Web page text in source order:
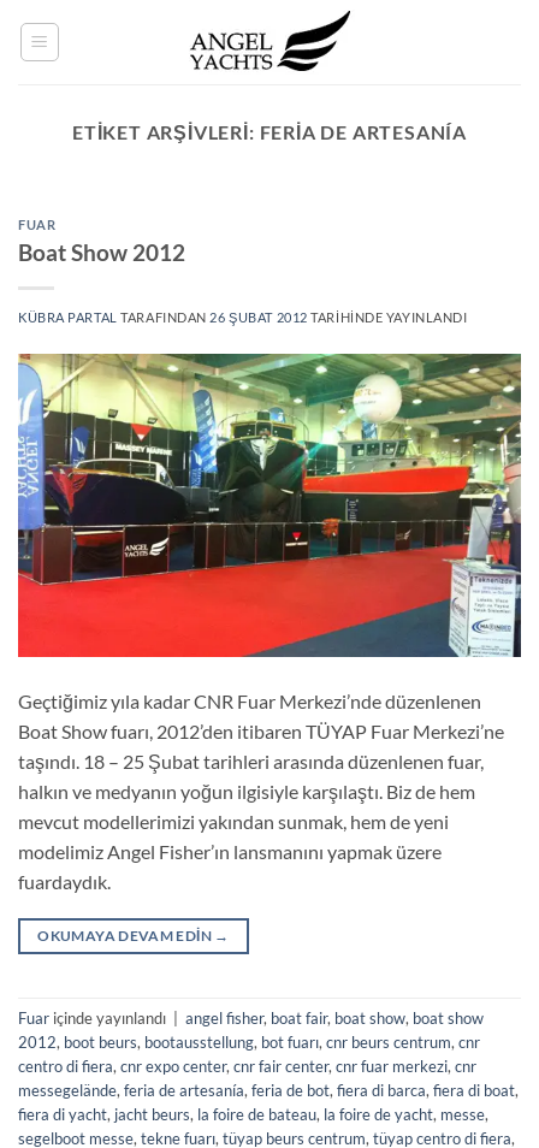
ETIKET ARŞIVLERI: FERIA DE ARTESANÍA
FUAR
Boat Show 2012
KÜBRA PARTAL TARAFINDAN 26 ŞUBAT 2012 TARIHINDE YAYINLANDI
Geçtiğimiz yıla kadar CNR Fuar Merkezi’nde düzenlenen
Boat Show fuarı, 2012’den itibaren TÜYAP Fuar Merkezi’ne
taşındı. 18 – 25 Şubat tarihleri arasında düzenlenen fuar,
halkın ve medyanın yoğun ilgisiyle karşılaştı. Biz de hem
mevcut modellerimizi yakından sunmak, hem de yeni
modelimiz Angel Fisher’ın lansmanını yapmak üzere
fuardaydık.
OKUMAYA DEVAM EDIN →
Fuar içinde yayınlandı angel fisher, boat fair, boat show, boat show
2012, boot beurs, bootausstellung, bot fuarı,cnr beurs centrum,cnr
centro di fiera,cnr expo center,cnr fair center,cnr fuar merkezi,cnr
messegelände,feria de artesanía,feria de bot,fiera di barca,fiera di boat,
fiera di yacht, jacht beurs, la foire de bateau, la foire de yacht, messe,
segelboot messe,tekne fuarı,tüyap beurs centrum,tüyap centro di fiera,